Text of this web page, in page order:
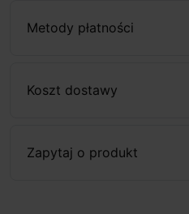
Metody płatności
Koszt dostawy
Zapytaj o produkt